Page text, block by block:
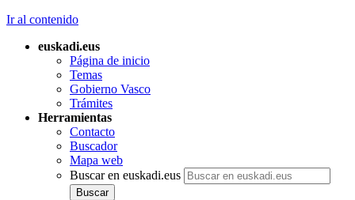
Ir al contenido
euskadi.eus
Página de inicio
Temas
Gobierno Vasco
Trámites
Herramientas
Contacto
Buscador
Mapa web
Buscar en euskadi.eus